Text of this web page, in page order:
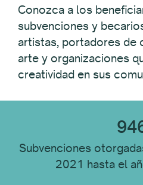
Conozca a los
subvenciones y
artistas, portadores de
arte y organizaciones
creatividad en sus
Subvenciones
2021 hasta el
Destinatario Ubicación
Disciplina del
Restablecer todo